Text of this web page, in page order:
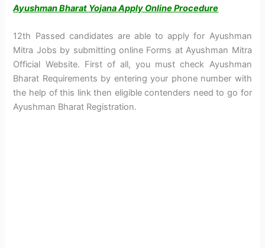
Ayushman Bharat Yojana Apply Online Procedure
12th Passed candidates are able to apply for Ayushman
Mitra Jobs by submitting online Forms at Ayushman Mitra
Official Website. First of all, you must check Ayushman
Bharat Requirements by entering your phone number with
the help of this link then eligible contenders need to go for
Ayushman Bharat Registration.